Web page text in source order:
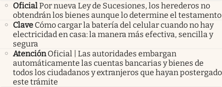
OficialPor nueva Ley de Sucesiones, los herederos no
obtendrán los bienes aunque lo determine el testamento
Clave Cómo cargar la batería del celular cuando no hay
electricidad en casa: la manera más efectiva, sencilla y
segura
Atención Oficial | Las autoridades embargan
automáticamente las cuentas bancarias y bienes de
todos los ciudadanos y extranjeros que hayan postergado
este trámite